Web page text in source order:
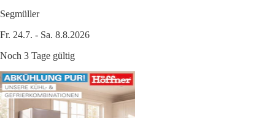
Segmüller
Fr. 24.7. - Sa. 8.8.2026
Noch 3 Tage gültig